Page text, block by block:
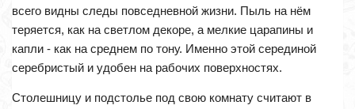
всего видны следы повседневной жизни. Пыль на нём
теряется, как на светлом декоре, а мелкие царапины и
капли - как на среднем по тону. Именно этой серединой
серебристый и удобен на рабочих поверхностях.
Столешницу и подстолье под свою комнату считают в